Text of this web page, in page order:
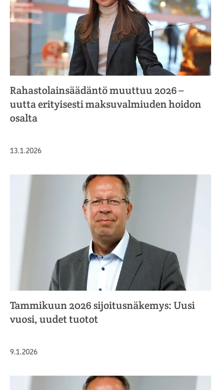
Rahastolainsäädäntö muuttuu 2026 –
uutta erityisesti maksuvalmiuden hoidon
osalta
Julkaistu
13.1.2026
Tammikuun 2026 sijoitusnäkemys: Uusi
vuosi, uudet tuotot
Julkaistu
9.1.2026